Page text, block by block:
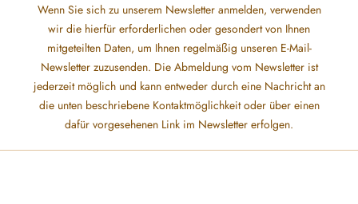
Wenn Sie sich zu unserem Newsletter anmelden, verwenden
wir die hierfür erforderlichen oder gesondert von Ihnen
mitgeteilten Daten, um Ihnen regelmäßig unseren E-Mail-
Newsletter zuzusenden. Die Abmeldung vom Newsletter ist
jederzeit möglich und kann entweder durch eine Nachricht an
die unten beschriebene Kontaktmöglichkeit oder über einen
dafür vorgesehenen Link im Newsletter erfolgen.